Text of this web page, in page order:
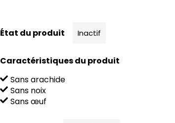
État du produit Inactif
Caractéristiques du produit
Sans arachide
Sans noix
Sans œuf